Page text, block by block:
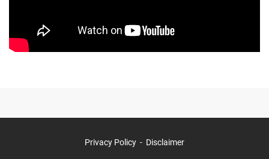
Privacy Policy Disclaimer